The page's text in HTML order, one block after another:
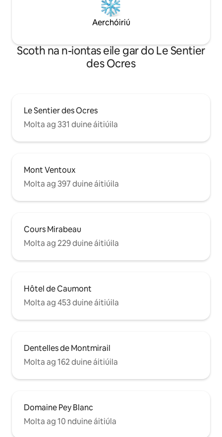
Aerchóiriú
Scoth na n-iontas eile gar do Le Sentier
des Ocres
Le Sentier des Ocres
Molta ag 331 duine áitiúila
Mont Ventoux
Molta ag 397 duine áitiúila
Cours Mirabeau
Molta ag 229 duine áitiúila
Hôtel de Caumont
Molta ag 453 duine áitiúila
Dentelles de Montmirail
Molta ag 162 duine áitiúila
Domaine Pey Blanc
Molta ag 10 nduine áitiúla